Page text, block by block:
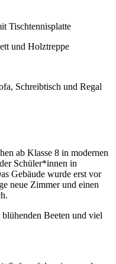
Tischtennisplatte
ab Klasse 8 in modernen
Schüler*innen in
Gebäude wurde erst vor
neue Zimmer und einen